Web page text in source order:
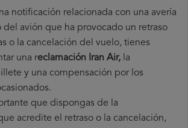
notificación relacionada con una avería
del avión que ha provocado un retraso
o la cancelación del vuelo, tienes
una reclamación Iran Air, la
y una compensación por los
que dispongas de la
acredite el retraso o la cancelación,